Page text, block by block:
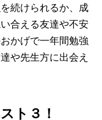
続けられるか、成
合える友達や不安
かげで一年間勉強
や先生方に出会え
ト３！